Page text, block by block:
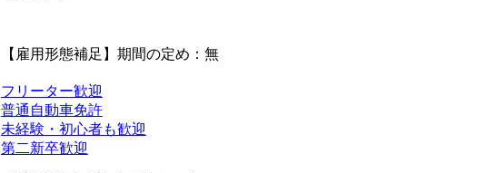
【雇用形態補足】期間の定め：無
フリーター歓迎
普通自動車免許
未経験・初心者も歓迎
第二新卒歓迎